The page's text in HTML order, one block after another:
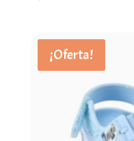
¡Oferta!